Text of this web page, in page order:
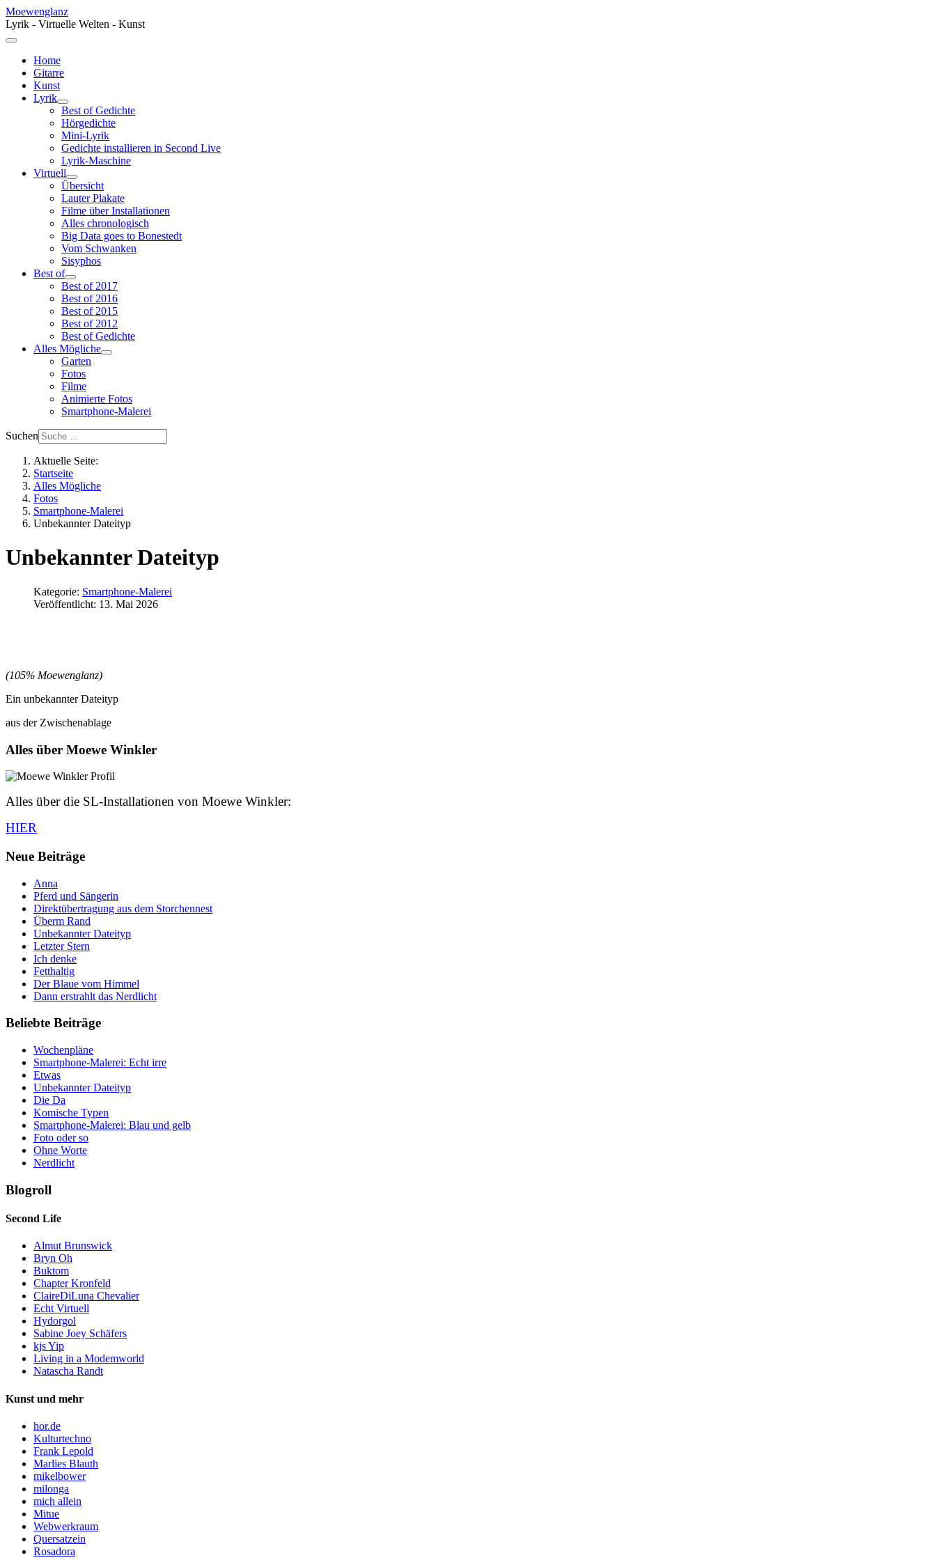
Moewenglanz
Lyrik - Virtuelle Welten - Kunst
Home
Gitarre
Kunst
Lyrik
Best of Gedichte
Hörgedichte
Mini-Lyrik
Gedichte installieren in Second Live
Lyrik-Maschine
Virtuell
Übersicht
Lauter Plakate
Filme über Installationen
Alles chronologisch
Big Data goes to Bonestedt
Vom Schwanken
Sisyphos
Best of
Best of 2017
Best of 2016
Best of 2015
Best of 2012
Best of Gedichte
Alles Mögliche
Garten
Fotos
Filme
Animierte Fotos
Smartphone-Malerei
Suchen
Aktuelle Seite:
Startseite
Alles Mögliche
Fotos
Smartphone-Malerei
Unbekannter Dateityp
Unbekannter Dateityp
Kategorie: Smartphone-Malerei
Veröffentlicht: 13. Mai 2026
(105% Moewenglanz)
Ein unbekannter Dateityp
aus der Zwischenablage
Alles über Moewe Winkler
Alles über die SL-Installationen von Moewe Winkler:
HIER
Neue Beiträge
Anna
Pferd und Sängerin
Direktübertragung aus dem Storchennest
Überm Rand
Unbekannter Dateityp
Letzter Stern
Ich denke
Fetthaltig
Der Blaue vom Himmel
Dann erstrahlt das Nerdlicht
Beliebte Beiträge
Wochenpläne
Smartphone-Malerei: Echt irre
Etwas
Unbekannter Dateityp
Die Da
Komische Typen
Smartphone-Malerei: Blau und gelb
Foto oder so
Ohne Worte
Nerdlicht
Blogroll
Second Life
Almut Brunswick
Bryn Oh
Buktom
Chapter Kronfeld
ClaireDiLuna Chevalier
Echt Virtuell
Hydorgol
Sabine Joey Schäfers
kjs Yip
Living in a Modemworld
Natascha Randt
Kunst und mehr
hor.de
Kulturtechno
Frank Lepold
Marlies Blauth
mikelbower
milonga
mich allein
Mitue
Webwerkraum
Quersatzein
Rosadora